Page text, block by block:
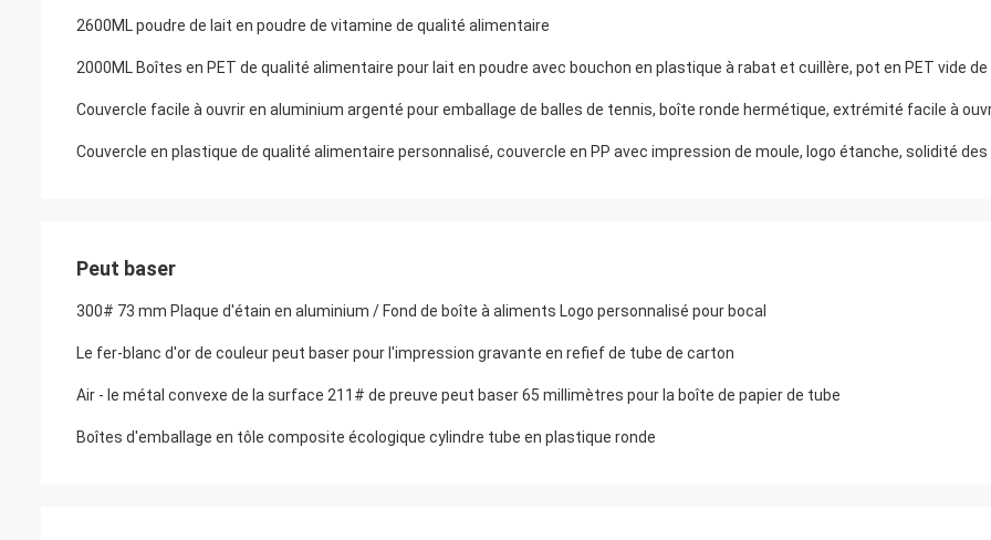
2600ML poudre de lait en poudre de vitamine de qualité alimentaire
2000ML Boîtes en PET de qualité alimentaire pour lait en poudre avec bouchon en plastique à rabat et cuillère, pot en PET vide
Couvercle facile à ouvrir en aluminium argenté pour emballage de balles de tennis, boîte ronde hermétique, extrémité facile à
Couvercle en plastique de qualité alimentaire personnalisé, couvercle en PP avec impression de moule, logo étanche, solidité
Peut baser
300# 73 mm Plaque d'étain en aluminium / Fond de boîte à aliments Logo personnalisé pour bocal
Le fer-blanc d'or de couleur peut baser pour l'impression gravante en refief de tube de carton
Air - le métal convexe de la surface 211# de preuve peut baser 65 millimètres pour la boîte de papier de tube
Boîtes d'emballage en tôle composite écologique cylindre tube en plastique ronde